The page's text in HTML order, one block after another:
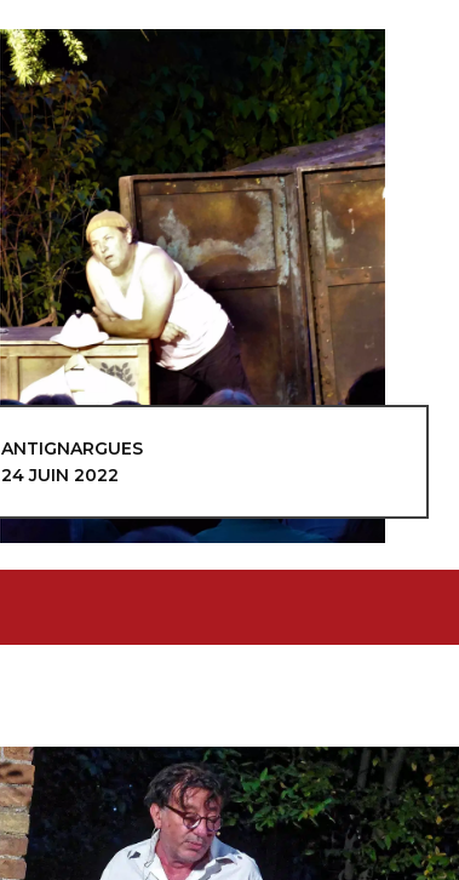
ANTIGNARGUES
24 JUIN 2022